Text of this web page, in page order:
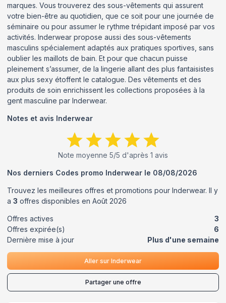
marques. Vous trouverez des sous-vêtements qui assurent
votre bien-être au quotidien, que ce soit pour une journée de
séminaire ou pour assumer le rythme trépidant imposé par vos
activités. Inderwear propose aussi des sous-vêtements
masculins spécialement adaptés aux pratiques sportives, sans
oublier les maillots de bain. Et pour que chacun puisse
pleinement s’assumer, de la lingerie allant des plus fantaisistes
aux plus sexy étoffent le catalogue. Des vêtements et des
produits de soin enrichissent les collections proposées à la
gent masculine par Inderwear.
Notes et avis Inderwear
Note moyenne 5/5 d'après 1 avis
Nos derniers Codes promo Inderwear le 08/08/2026
Trouvez les meilleures offres et promotions pour Inderwear. Il y
a 3 offres disponibles en Août 2026
Offres actives
3
Offres expirée(s)
6
Dernière mise à jour
Plus d'une semaine
Aller sur Inderwear
Partager une offre